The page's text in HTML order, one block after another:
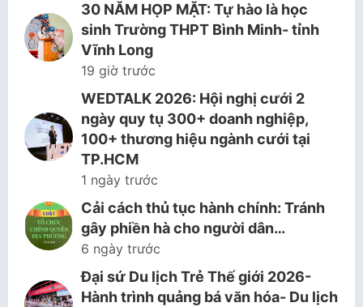
30 NĂM HỌP MẶT: Tự hào là học
sinh Trường THPT Bình Minh- tỉnh
Vĩnh Long
19 giờ trước
WEDTALK 2026: Hội nghị cưới 2
ngày quy tụ 300+ doanh nghiệp,
100+ thương hiệu ngành cưới tại
TP.HCM
1 ngày trước
Cải cách thủ tục hành chính: Tránh
gây phiền hà cho người dân…
6 ngày trước
Đại sứ Du lịch Trẻ Thế giới 2026-
Hành trình quảng bá văn hóa- Du lịch